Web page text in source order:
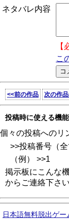
ネタバレ内容
【
こ
<<前の作品 次の作
投稿時に使える機
個々の投稿へのリ
>>投稿番号（全
（例） >>1
掲示板にこんな
からご連絡下さい
日本語無料脱出ゲー